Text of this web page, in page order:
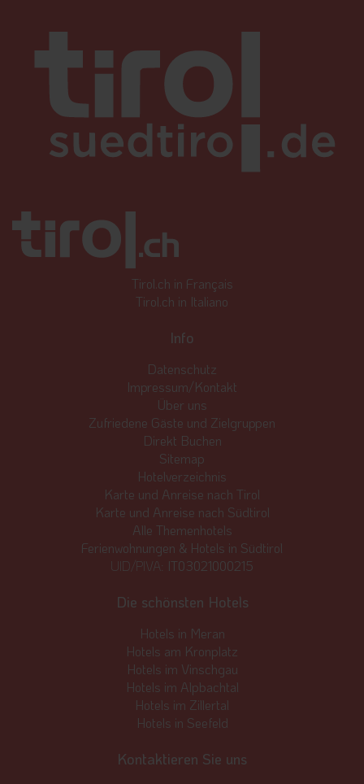
Tirol.ch in Français
Tirol.ch in Italiano
Info
Datenschutz
Impressum/Kontakt
Über uns
Zufriedene Gäste und Zielgruppen
Direkt Buchen
Sitemap
Hotelverzeichnis
Karte und Anreise nach Tirol
Karte und Anreise nach Südtirol
Alle Themenhotels
Ferienwohnungen & Hotels in Südtirol
UID/PIVA: IT03021000215
Die schönsten Hotels
Hotels in Meran
Hotels am Kronplatz
Hotels im Vinschgau
Hotels im Alpbachtal
Hotels im Zillertal
Hotels in Seefeld
Kontaktieren Sie uns